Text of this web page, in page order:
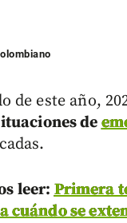
de este año,
de
leer:Primera
cuándo se